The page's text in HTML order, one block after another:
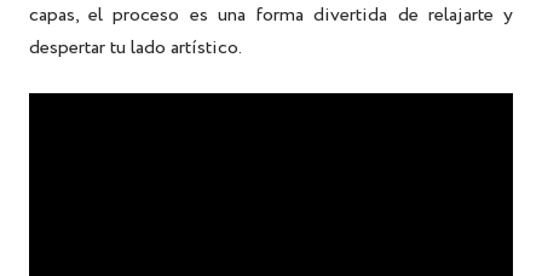
capas, el proceso es una forma divertida de relajarte y
despertar tu lado artístico.